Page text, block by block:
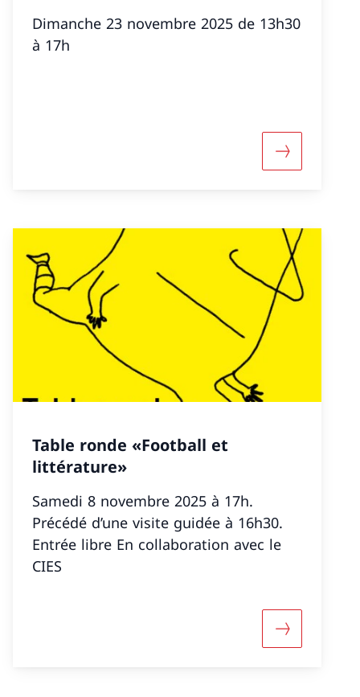
su «Hors-les-murs : Salon Dürrenmatt
Dimanche 23 novembre 2025 de 13h30
à 17h
Maggiori
Dürrenmatt – Collettivo»»
su «Inauguration du «Havel’s Place»
Table ronde «Football et
littérature»
Samedi 8 novembre 2025 à 17h.
Précédé d’une visite guidée à 16h30.
Entrée libre En collaboration avec le
CIES
Maggiori